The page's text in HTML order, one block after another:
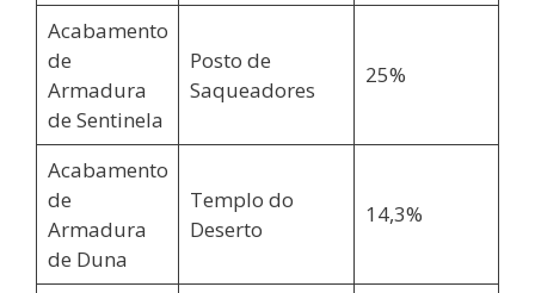
Acabamento
de
Armadura
de Sentinela
Posto de
Saqueadores
25%
Acabamento
de
Armadura
de Duna
Templo do
Deserto
14,3%